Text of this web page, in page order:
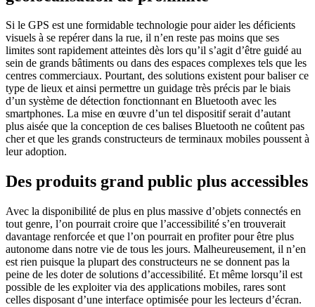
Si le GPS est une formidable technologie pour aider les déficients
visuels à se repérer dans la rue, il n’en reste pas moins que ses
limites sont rapidement atteintes dès lors qu’il s’agit d’être guidé au
sein de grands bâtiments ou dans des espaces complexes tels que les
centres commerciaux. Pourtant, des solutions existent pour baliser ce
type de lieux et ainsi permettre un guidage très précis par le biais
d’un système de détection fonctionnant en Bluetooth avec les
smartphones. La mise en œuvre d’un tel dispositif serait d’autant
plus aisée que la conception de ces balises Bluetooth ne coûtent pas
cher et que les grands constructeurs de terminaux mobiles poussent à
leur adoption.
Des produits grand public plus accessibles
Avec la disponibilité de plus en plus massive d’objets connectés en
tout genre, l’on pourrait croire que l’accessibilité s’en trouverait
davantage renforcée et que l’on pourrait en profiter pour être plus
autonome dans notre vie de tous les jours. Malheureusement, il n’en
est rien puisque la plupart des constructeurs ne se donnent pas la
peine de les doter de solutions d’accessibilité. Et même lorsqu’il est
possible de les exploiter via des applications mobiles, rares sont
celles disposant d’une interface optimisée pour les lecteurs d’écran.